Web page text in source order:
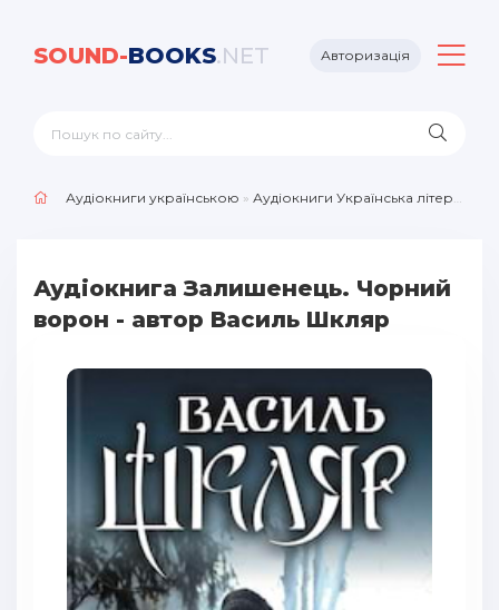
SOUND-BOOKS.NET Авторизація
Аудіокниги українською » Аудіокниги Українська література
Аудіокнига Залишенець. Чорний
ворон - автор Василь Шкляр